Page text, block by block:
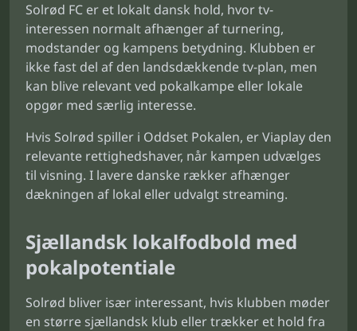
Solrød FC er et lokalt dansk hold, hvor tv-
interessen normalt afhænger af turnering,
modstander og kampens betydning. Klubben er
ikke fast del af den landsdækkende tv-plan, men
kan blive relevant ved pokalkampe eller lokale
opgør med særlig interesse.
Hvis Solrød spiller i Oddset Pokalen, er Viaplay den
relevante rettighedshaver, når kampen udvælges
til visning. I lavere danske rækker afhænger
dækningen af lokal eller udvalgt streaming.
Sjællandsk lokalfodbold med
pokalpotentiale
Solrød bliver især interessant, hvis klubben møder
en større sjællandsk klub eller trækker et hold fra